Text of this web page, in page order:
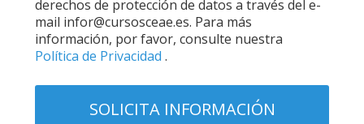
derechos de protección de datos a través del e-
mail infor@cursosceae.es. Para más
información, por favor, consulte nuestra
Política de Privacidad .